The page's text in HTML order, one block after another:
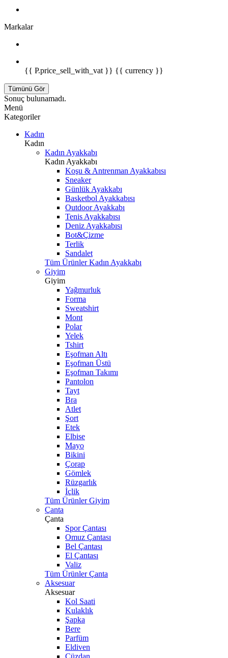
Markalar
{{ P.price_sell_with_vat }} {{ currency }}
Tümünü Gör
Sonuç bulunamadı.
Menü
Kategoriler
Kadın
Kadın
Kadın Ayakkabı
Kadın Ayakkabı
Koşu & Antrenman Ayakkabısı
Sneaker
Günlük Ayakkabı
Basketbol Ayakkabısı
Outdoor Ayakkabı
Tenis Ayakkabısı
Deniz Ayakkabısı
Bot&Çizme
Terlik
Sandalet
Tüm Ürünler Kadın Ayakkabı
Giyim
Giyim
Yağmurluk
Forma
Sweatshirt
Mont
Polar
Yelek
Tshirt
Eşofman Altı
Eşofman Üstü
Eşofman Takımı
Pantolon
Tayt
Bra
Atlet
Şort
Etek
Elbise
Mayo
Bikini
Çorap
Gömlek
Rüzgarlık
İçlik
Tüm Ürünler Giyim
Çanta
Çanta
Spor Çantası
Omuz Çantası
Bel Çantası
El Çantası
Valiz
Tüm Ürünler Çanta
Aksesuar
Aksesuar
Kol Saati
Kulaklık
Şapka
Bere
Parfüm
Eldiven
Cüzdan